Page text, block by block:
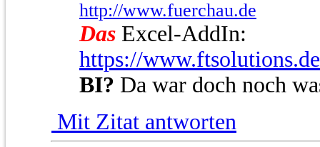
http://www.fuerchau.de
Das Excel-AddIn:
https://
BI? Da war doch noch
Mit Zitat antworten